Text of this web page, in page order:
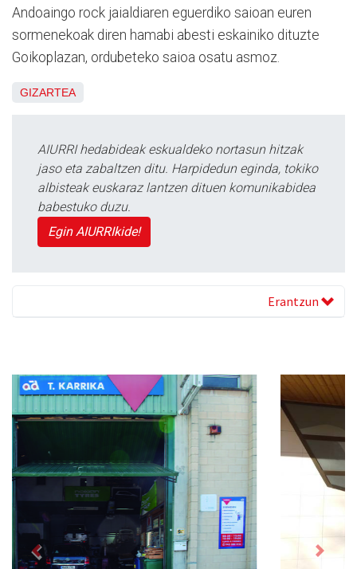
Andoaingo rock jaialdiaren eguerdiko saioan euren
sormenekoak diren hamabi abesti eskainiko dituzte
Goikoplazan, ordubeteko saioa osatu asmoz.
GIZARTEA
AIURRI hedabideak eskualdeko nortasun hitzak
jaso eta zabaltzen ditu. Harpidedun eginda, tokiko
albisteak euskaraz lantzen dituen komunikabidea
babestuko duzu.
Egin AIURRIkide!
Erantzun
Previous Next